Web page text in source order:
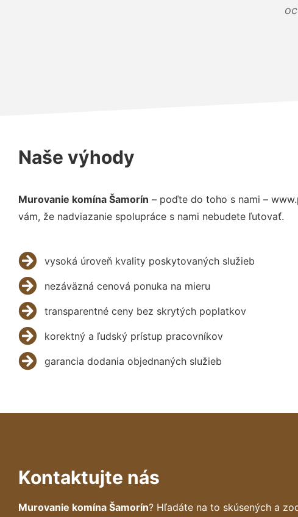
Naše výhody
Murovanie komína Šamorín – poďte do toho s nami –
vám, že nadviazanie spolupráce s nami nebudete ľutovať.
vysoká úroveň kvality poskytovaných služieb
nezáväzná cenová ponuka na mieru
transparentné ceny bez skrytých poplatkov
korektný a ľudský prístup pracovníkov
garancia dodania objednaných služieb
Kontaktujte nás
Murovanie komína Šamorín? Hľadáte na to skúsených a